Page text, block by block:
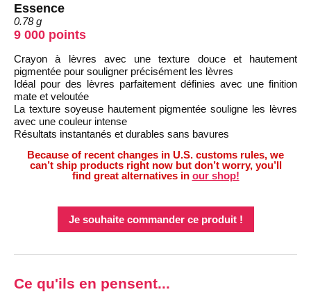
Essence
0.78 g
9 000 points
Crayon à lèvres avec une texture douce et hautement
pigmentée pour souligner précisément les lèvres
Idéal pour des lèvres parfaitement définies avec une finition
mate et veloutée
La texture soyeuse hautement pigmentée souligne les lèvres
avec une couleur intense
Résultats instantanés et durables sans bavures
Because of recent changes in U.S. customs rules, we
can’t ship products right now but don’t worry, you’ll
find great alternatives in our shop!
Je souhaite commander ce produit !
Ce qu'ils en pensent...